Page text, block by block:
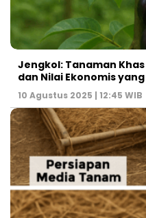
Jengkol: Tanaman
dan Nilai Ekonomis
10 Agustus 2025 | 12:45 WIB